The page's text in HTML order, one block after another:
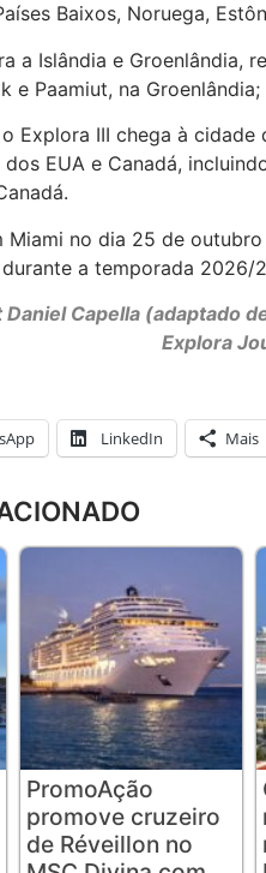
Baixos, Noruega,
a Islândia e Groenlândia,
e Paamiut, na
Explora III chega à
EUA e Canadá,
Miami no dia 25 de
a temporada 2026/
Capella (adaptado
Explora
LinkedIn Mais
PromoAção
promove cruzeiro
de Réveillon no